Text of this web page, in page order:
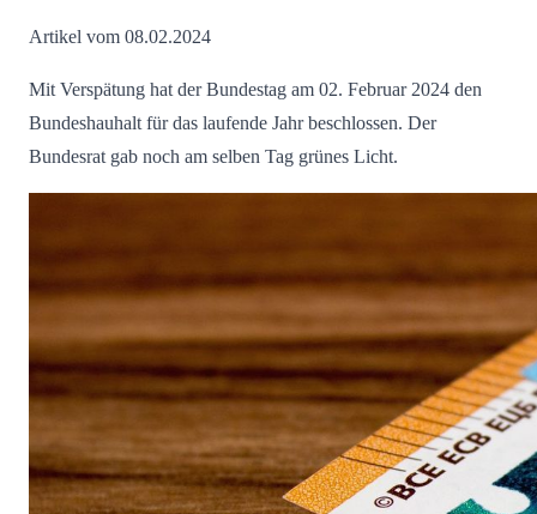
Artikel vom 08.02.2024
Mit Verspätung hat der Bundestag am 02. Februar 2024 den
Bundeshauhalt für das laufende Jahr beschlossen. Der
Bundesrat gab noch am selben Tag grünes Licht.